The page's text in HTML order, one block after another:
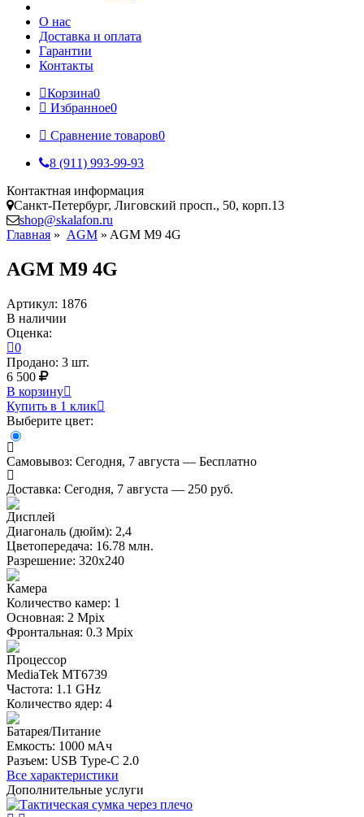
О нас
Доставка и оплата
Гарантии
Контакты
Корзина0
Избранное0
Сравнение товаров0
8 (911) 993-99-93
Контактная информация
Санкт-Петербург, Лиговский просп., 50, корп.13
shop@skalafon.ru
Главная » AGM » AGM M9 4G
AGM M9 4G
Артикул: 1876
В наличии
Оценка:
0
Продано: 3 шт.
6 500
В корзину
Купить в 1 клик
Выберите цвет:
Самовывоз: Сегодня, 7 августа — Бесплатно
Доставка: Сегодня, 7 августа — 250 руб.
Дисплей
Диагональ (дюйм): 2,4
Цветопередача: 16.78 млн.
Разрешение: 320x240
Камера
Количество камер: 1
Основная: 2 Mpix
Фронтальная: 0.3 Mpix
Процессор
MediaTek MT6739
Частота: 1.1 GHz
Количество ядер: 4
Батарея/Питание
Емкость: 1000 мАч
Разъем: USB Type-C 2.0
Все характеристики
Дополнительные услуги